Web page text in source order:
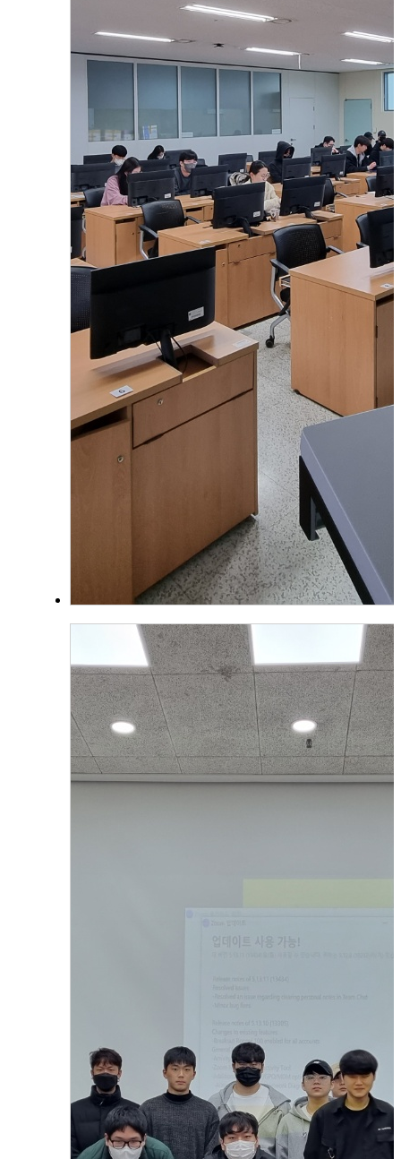
에듀윈(Win-Win Edu) 교육과정 프로그램 진
2023.10.31 함형진
(주)더픽트 전창대 대표님의 특강
2023.10.31 함형진